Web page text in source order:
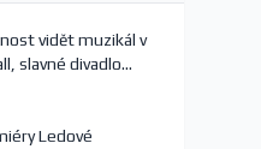
vidět muzikál v
slavné divadlo
Ledové